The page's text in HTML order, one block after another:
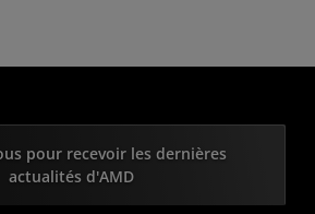
pour recevoir les dernières
actualités d'AMD